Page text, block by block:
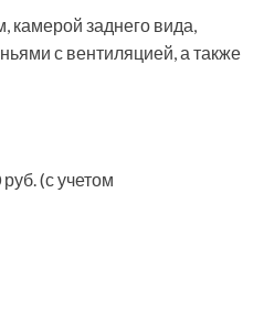
камерой заднего вида,
с вентиляцией, а также
(с учетом